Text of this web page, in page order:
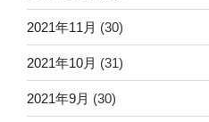
2021年11月 (30)
2021年10月 (31)
2021年9月 (30)